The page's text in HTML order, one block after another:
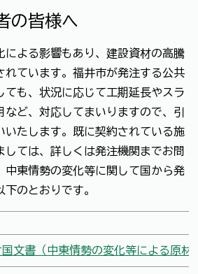
の皆様へ
による影響もあり、建設資材の高騰
れています。福井市が発注する公共
ても、状況に応じて工期延長やスラ
など、対応してまいりますので、引
いたします。既に契約されている施
しては、詳しくは発注機関までお問
中東情勢の変化等に関して国から発
のとおりです。
国文書（中東情勢の変化等による原